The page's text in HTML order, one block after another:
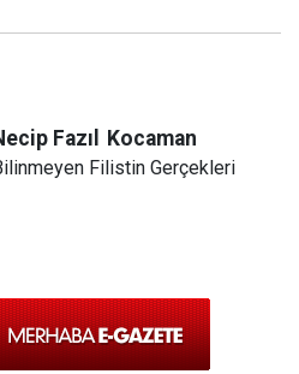
Fazıl Kocaman
Filistin Gerçekleri